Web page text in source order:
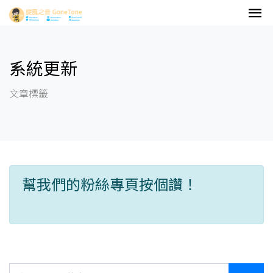
系統更新
文章標籤
幫我們的粉絲專頁按個讚！